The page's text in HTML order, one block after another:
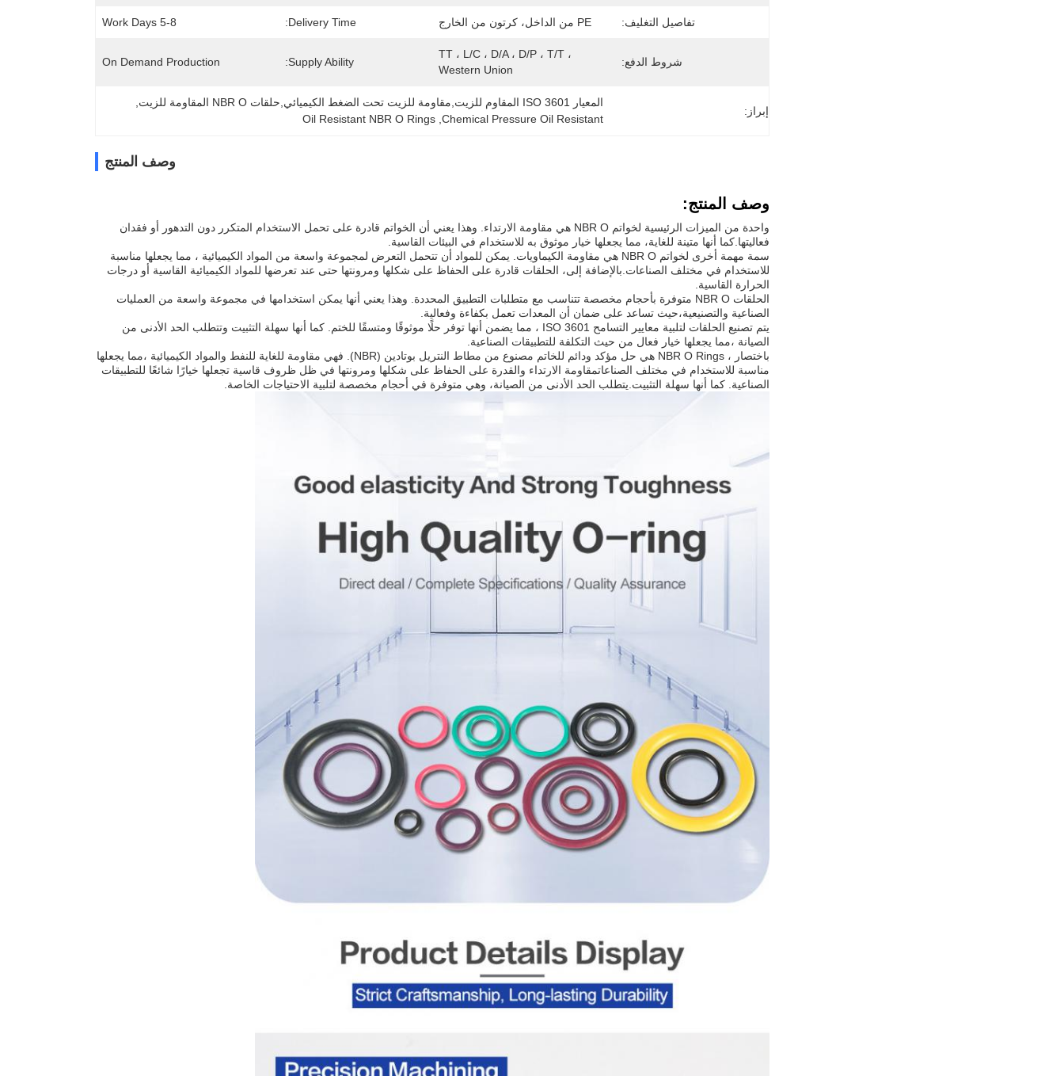
تفاصيل التغليف: PE من الداخل، كرتون من الخارج Delivery Time:
5-8 Work Days
شروط الدفع:
TT ، L/C ، D/A ، D/P ، T/T ،
Western Union
Supply Ability:
On Demand Production
إبراز:
المعيار ISO 3601 المقاوم للزيت,مقاومة للزيت تحت الضغط الكيميائي,حلقات NBR O المقاومة للزيت
Chemical Pressure Oil Resistant
,
Oil Resistant NBR O Rings
وصف المنتج
وصف المنتج:
واحدة من الميزات الرئيسية لخواتم NBR O هي مقاومة الارتداء. وهذا يعني أن الخواتم قادرة على تحمل الاستخدام المتكرر دون التدهور أو فقدان
فعاليتها.كما أنها متينة للغاية، مما يجعلها خيار موثوق به للاستخدام في البيئات القاسية.
سمة مهمة أخرى لخواتم NBR O هي مقاومة الكيماويات. يمكن للمواد أن تتحمل التعرض لمجموعة واسعة من المواد الكيميائية ، مما يجعلها مناسبة
للاستخدام في مختلف الصناعات.بالإضافة إلى، الحلقات قادرة على الحفاظ على شكلها ومرونتها حتى عند تعرضها للمواد الكيميائية القاسية أو درجات
الحرارة القاسية.
الحلقات NBR O متوفرة بأحجام مخصصة تتناسب مع متطلبات التطبيق المحددة. وهذا يعني أنها يمكن استخدامها في مجموعة واسعة من العمليات
الصناعية والتصنيعية،حيث تساعد على ضمان أن المعدات تعمل بكفاءة وفعالية.
يتم تصنيع الحلقات لتلبية معايير التسامح ISO 3601 ، مما يضمن أنها توفر حلًا موثوقًا ومتسقًا للختم. كما أنها سهلة التثبيت وتتطلب الحد الأدنى من
الصيانة ،مما يجعلها خيار فعال من حيث التكلفة للتطبيقات الصناعية.
باختصار ، NBR O Rings هي حل مؤكد ودائم للخاتم مصنوع من مطاط النتريل بوتادين (NBR). فهي مقاومة للغاية للنفط والمواد الكيميائية ،مما يجعلها
مناسبة للاستخدام في مختلف الصناعاتمقاومة الارتداء والقدرة على الحفاظ على شكلها ومرونتها في ظل ظروف قاسية تجعلها خيارًا شائعًا للتطبيقات
الصناعية. كما أنها سهلة التثبيت.يتطلب الحد الأدنى من الصيانة، وهي متوفرة في أحجام مخصصة لتلبية الاحتياجات الخاصة.